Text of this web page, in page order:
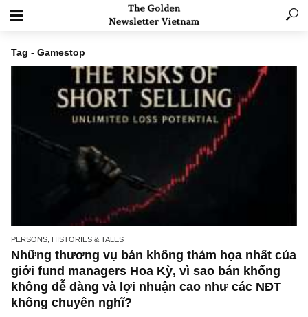
Tag - Gamestop
PERSONS, HISTORIES & TALES
Những thương vụ bán khống thảm họa nhất
giới fund managers Hoa Kỳ, vì sao bán